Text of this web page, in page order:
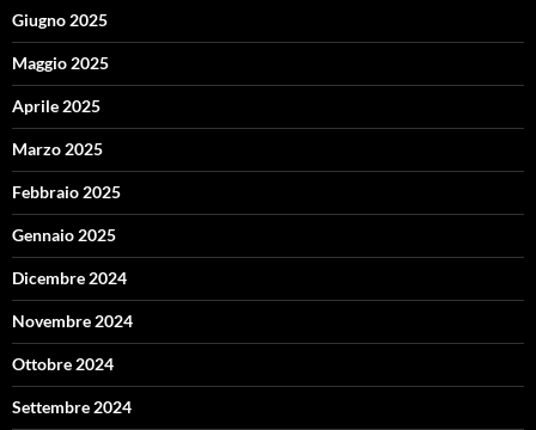
Giugno 2025
Maggio 2025
Aprile 2025
Marzo 2025
Febbraio 2025
Gennaio 2025
Dicembre 2024
Novembre 2024
Ottobre 2024
Settembre 2024